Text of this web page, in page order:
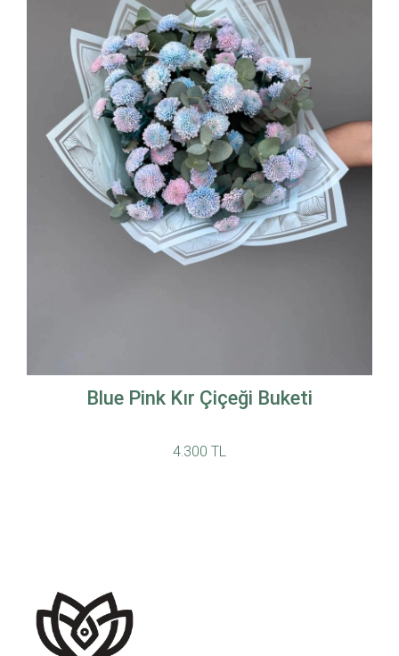
Blue Pink Kır Çiçeği Buketi
4.300 TL